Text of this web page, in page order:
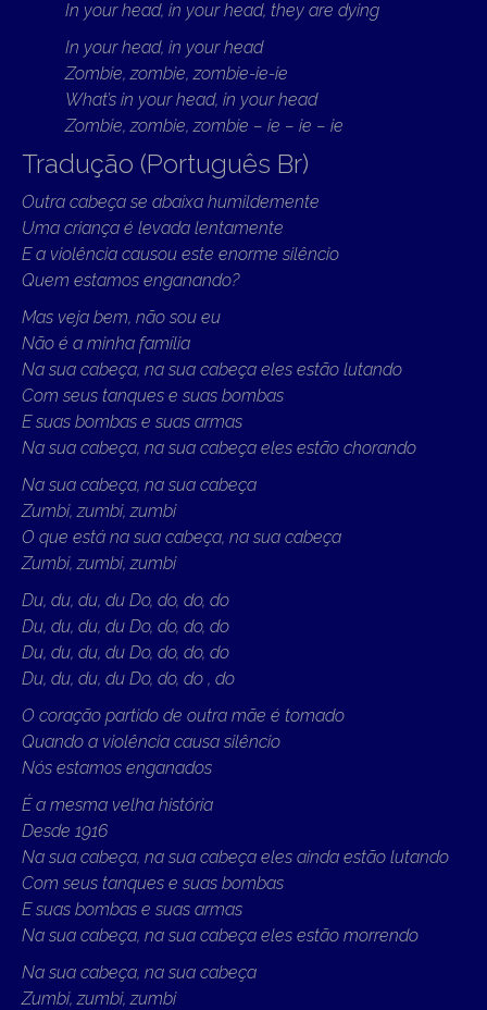
In your head, in your head, they are dying
In your head, in your head
Zombie, zombie, zombie-ie-ie
What’s in your head, in your head
Zombie, zombie, zombie – ie – ie – ie
Tradução (Português Br)
Outra cabeça se abaixa humildemente
Uma criança é levada lentamente
E a violência causou este enorme silêncio
Quem estamos enganando?
Mas veja bem, não sou eu
Não é a minha família
Na sua cabeça, na sua cabeça eles estão lutando
Com seus tanques e suas bombas
E suas bombas e suas armas
Na sua cabeça, na sua cabeça eles estão chorando
Na sua cabeça, na sua cabeça
Zumbi, zumbi, zumbi
O que está na sua cabeça, na sua cabeça
Zumbi, zumbi, zumbi
Du, du, du, du Do, do, do, do
Du, du, du, du Do, do, do, do
Du, du, du, du Do, do, do, do
Du, du, du, du Do, do, do , do
O coração partido de outra mãe é tomado
Quando a violência causa silêncio
Nós estamos enganados
É a mesma velha história
Desde 1916
Na sua cabeça, na sua cabeça eles ainda estão lutando
Com seus tanques e suas bombas
E suas bombas e suas armas
Na sua cabeça, na sua cabeça eles estão morrendo
Na sua cabeça, na sua cabeça
Zumbi, zumbi, zumbi